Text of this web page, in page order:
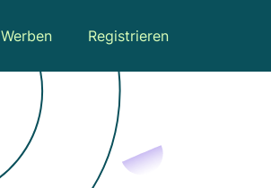
Werben Registrieren